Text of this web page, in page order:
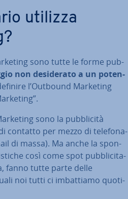
utilizza
sono tutte le forme pub­
non de­si­de­ra­to a un po­ten­
l’Outbound Marketing
sono la pub­bli­ci­tà
contatto per mezzo di te­le­fo­na­
di massa). Ma anche la spon­
così come spot pub­bli­ci­ta­
fanno tutte parte delle
noi tutti ci im­bat­tia­mo quo­ti­